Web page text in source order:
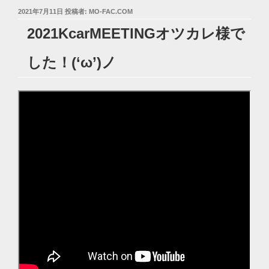
投
2021年7月11日 投稿者: MO-FAC.COM
2021KcarMEETINGオツカレ様で
した！(‘ω’)ノ